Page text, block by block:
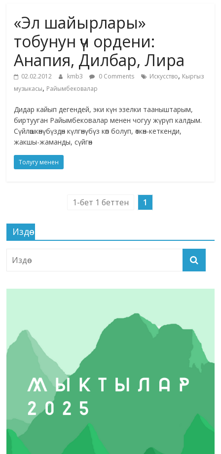
жана
адабияты
«Эл шайырлары»
тобунун үч ордени:
Анапия, Дилбар, Лира
02.02.2012 kmb3 0 Comments Искусство, Кыргыз
музыкасы, Райымбековалар
Дидар кайып дегендей, эки күн эзелки тааныштарым,
биртууган Райымбековалар менен чогуу жүрүп калдым.
Сүйлөшкөнүбүздөн күлгөнүбүз көп болуп, өткөн-кеткенди,
жакшы-жаманды, сүйгөн
Толугу менен
1-бет 1 беттен 1
Издөө